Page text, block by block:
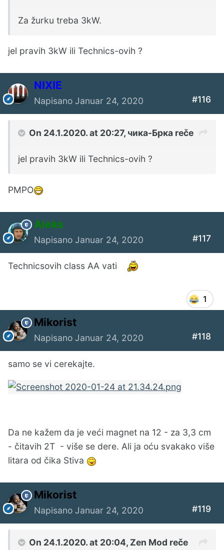
Za žurku treba 3kW.
jel pravih 3kW ili Technics-ovih ?
NIXIE
Napisano Januar 24, 2020 #116
On 24.1.2020. at 20:27, чика-Брка reče
jel pravih 3kW ili Technics-ovih ?
PMPO
Aleks
Napisano Januar 24, 2020 #117
Technicsovih class AA vati
1
Mikorist
Napisano Januar 24, 2020 #118
samo se vi cerekajte.
Da ne kažem da je veći magnet na 12 - za 3,3 cm
- čitavih 2T - više se dere. Ali ja oću svakako više
litara od čika Stiva
Mikorist
Napisano Januar 24, 2020 #119
On 24.1.2020. at 20:04, Zen Mod reče